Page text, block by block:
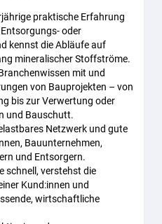
praktische Erfahrung
oder
kennst die Abläufe auf
mineralischer Stoffströme.
mit und
von Bauprojekten – von
bis zur Verwertung oder
und Bauschutt.
Netzwerk und gute
Bauunternehmen,
und Entsorgern.
schnell, verstehst die
Kund:innen und
wirtschaftliche